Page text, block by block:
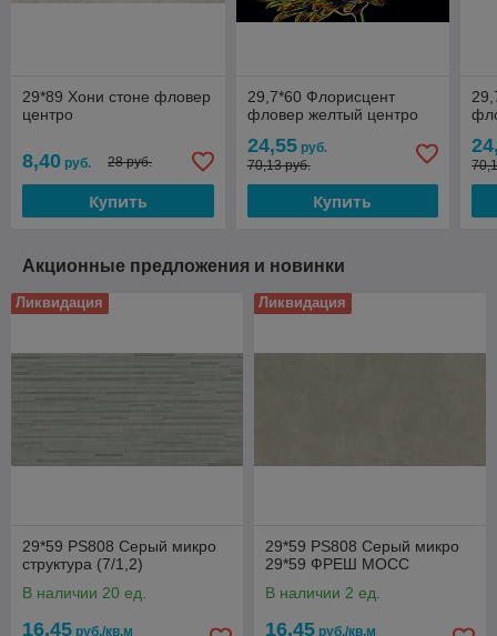
29*89 Хони стоне фловер
центро
8,40 руб. 28 руб.
Купить
29,7*60 Флорисцент
фловер желтый центро
24,55руб.
70,13 руб.
Купить
Акционные предложения и новинки
Ликвидация
29*59 PS808 Серый микро
структура (7/1,2)
В наличии 20 ед.
16,45 руб./кв.м
Ликвидация
29*59 PS808 Серый микро
29*59 ФРЕШ МОСС
В наличии 2 ед.
16,45 руб./кв.м